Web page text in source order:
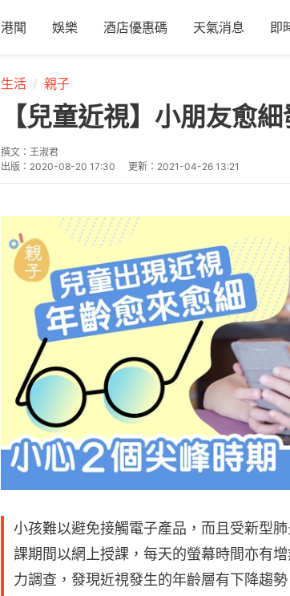
港聞 娛樂 酒店優惠碼 天氣消息 即
生活 親子
【兒童近視】小朋友愈
撰文： 王淑君
出版： 2020-08-20 17:30 更新： 2021-04-26 13:21
小孩難以避免接觸電子產品，而且受新型
課期間以網上授課，每天的螢幕時間亦有
力調查，發現近視發生的年齡層有下降趨